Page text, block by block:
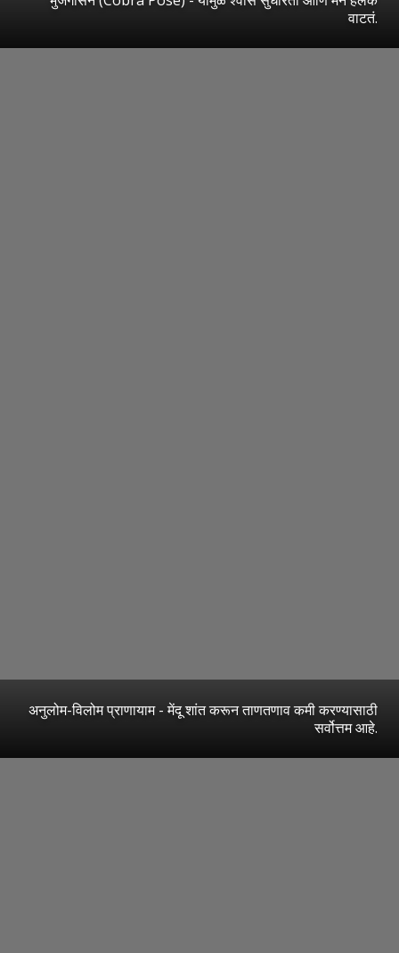
वाटतं.
अनुलोम-विलोम प्राणायाम - मेंदू शांत करून ताणतणाव कमी करण्यासाठी
सर्वोत्तम आहे.